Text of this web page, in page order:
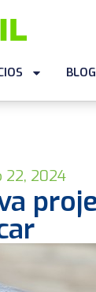
BLOG
22, 2024